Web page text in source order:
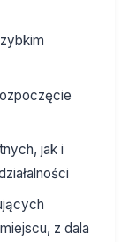
jak i
z dala